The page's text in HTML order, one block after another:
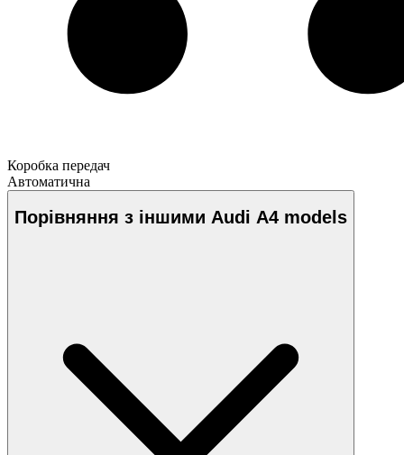
Коробка передач
Автоматична
Порівняння з іншими Audi A4 models